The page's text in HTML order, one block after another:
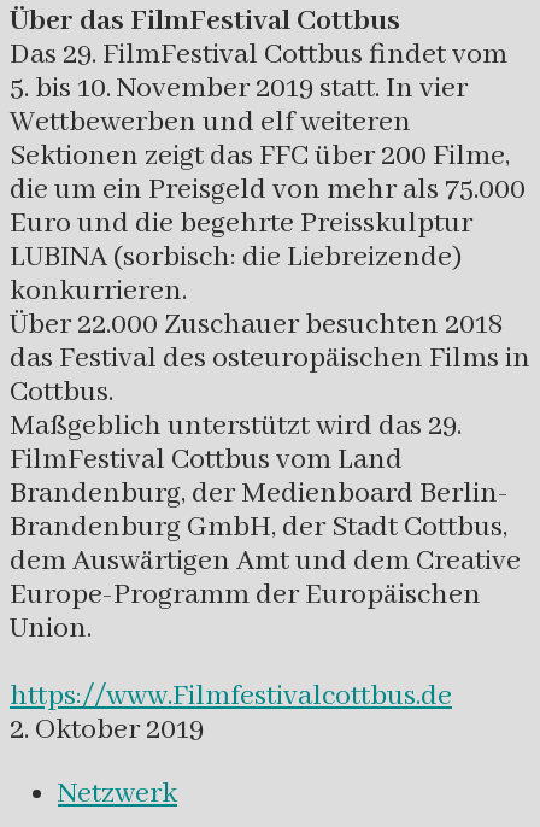
Über das FilmFestival Cottbus
Das 29. FilmFestival Cottbus findet vom
5. bis 10. November 2019 statt. In vier
Wettbewerben und elf weiteren
Sektionen zeigt das FFC über 200 Filme,
die um ein Preisgeld von mehr als 75.000
Euro und die begehrte Preisskulptur
LUBINA (sorbisch: die Liebreizende)
konkurrieren.
Über 22.000 Zuschauer besuchten 2018
das Festival des osteuropäischen Films in
Cottbus.
Maßgeblich unterstützt wird das 29.
FilmFestival Cottbus vom Land
Brandenburg, der Medienboard Berlin-
Brandenburg GmbH, der Stadt Cottbus,
dem Auswärtigen Amt und dem Creative
Europe-Programm der Europäischen
Union.
https://www.Filmfestivalcottbus.de
2. Oktober 2019
Netzwerk